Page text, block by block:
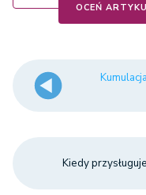
OCEŃ
Kiedy